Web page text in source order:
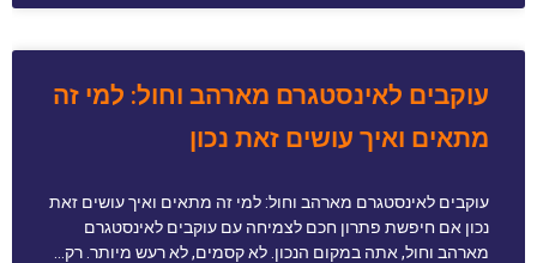
עוקבים לאינסטגרם מארהב וחול: למי זה
מתאים ואיך עושים זאת נכון
עוקבים לאינסטגרם מארהב וחול: למי זה מתאים ואיך עושים זאת
נכון אם חיפשת פתרון חכם לצמיחה עם עוקבים לאינסטגרם
מארהב וחול, אתה במקום הנכון. לא קסמים, לא רעש מיותר. רק…